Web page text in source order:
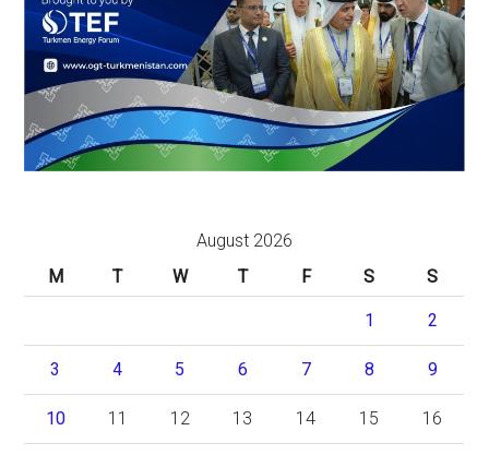
August 2026
M
T W T F S S
1 2
3 4 5 6 7 8 9
10 11 12 13 14 15 16